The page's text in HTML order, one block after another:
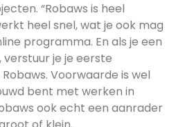
“Robaws is heel
heel snel, wat je ook mag
programma. En als je een
je je eerste
Voorwaarde is wel
bent met werken in
ook echt een aanrader